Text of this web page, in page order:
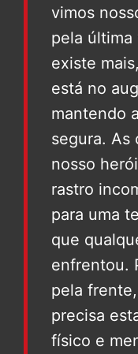
vimos
pela última
existe
está no
mantendo
segura. As
nosso
rastro
para uma
que
enfrentou.
pela
precisa
físico e